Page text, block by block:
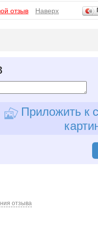
отзыв Наверх
Приложить к
отзыва